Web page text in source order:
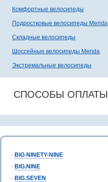
Комфортные велосипеды
Подростковые велосипеды Merida
Складные велосипеды
Шоссейные велосипеды Merida
Экстремальные велосипеды
СПОСОБЫ ОПЛАТЫ
- BIG NINETY-NINE
- BIG.NINE
- BIG.SEVEN